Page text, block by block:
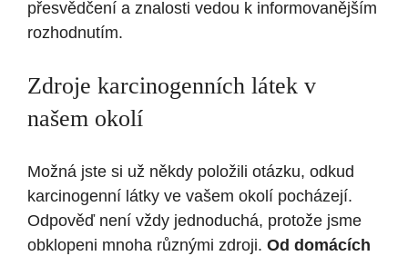
přesvědčení a znalosti vedou k informovanějším
rozhodnutím.
Zdroje karcinogenních látek v
našem okolí
Možná jste si už někdy položili otázku, odkud
karcinogenní látky ve vašem okolí pocházejí.
Odpověď není vždy jednoduchá, protože jsme
obklopeni mnoha různými zdroji. Od domácích